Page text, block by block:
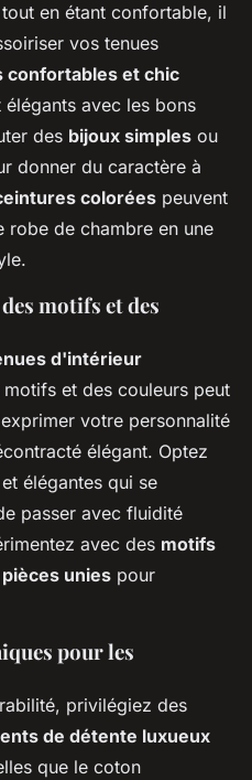
en étant confortable, il
vos tenues
confortables et chic
avec les bons
des bijoux simples ou
donner du caractère à
colorées peuvent
robe de chambre en une
motifs et des
d'intérieur
et des couleurs peut
votre personnalité
élégant. Optez
élégantes qui se
passer avec fluidité
avec des motifs
pièces unies pour
pour les
privilégiez des
de détente luxueux
que le coton